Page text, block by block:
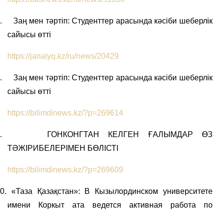
Заң мен тәртіп: Студенттер арасында кәсіби шеберлік
сайысы өтті
https://janalyq.kz/ru/news/20429
Заң мен тәртіп: Студенттер арасында кәсіби шеберлік
сайысы өтті
https://bilimdinews.kz/?p=269614
ГОНКОНГТАН КЕЛГЕН ҒАЛЫМДАР ӨЗ
ТӘЖІРИБЕЛЕРІМЕН БӨЛІСТІ
https://bilimdinews.kz/?p=269609
«Таза Қазақстан»: В Кызылординском университете
имени Коркыт ата ведется активная работа по